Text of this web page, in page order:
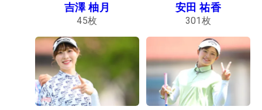
吉澤 柚月
45枚
安田 祐香
301 枚